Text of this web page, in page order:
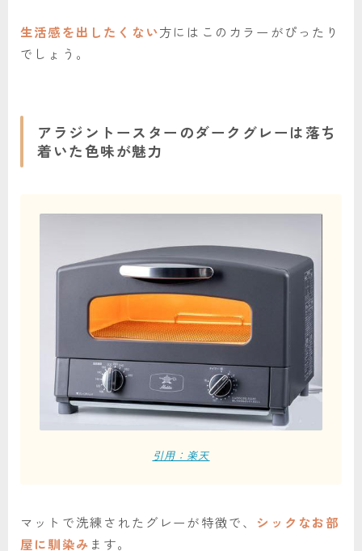
生活感を出したくない方にはこのカラーがぴったり
でしょう。
アラジントースターのダークグレーは落ち
着いた色味が魅力
引用：楽天
マットで洗練されたグレーが特徴で、 シックなお部
屋に馴染み ます。